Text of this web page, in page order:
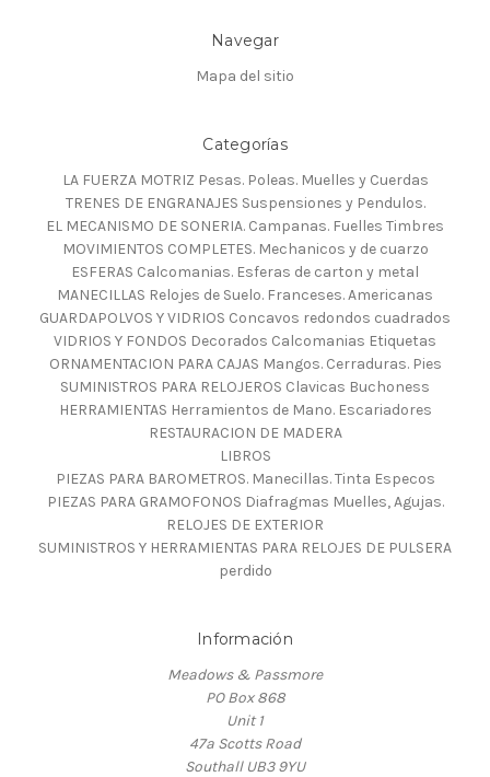
Navegar
Mapa del sitio
Categorías
LA FUERZA MOTRIZ Pesas. Poleas. Muelles y Cuerdas
TRENES DE ENGRANAJES Suspensiones y Pendulos.
EL MECANISMO DE SONERIA. Campanas. Fuelles Timbres
MOVIMIENTOS COMPLETES. Mechanicos y de cuarzo
ESFERAS Calcomanias. Esferas de carton y metal
MANECILLAS Relojes de Suelo. Franceses. Americanas
GUARDAPOLVOS Y VIDRIOS Concavos redondos cuadrados
VIDRIOS Y FONDOS Decorados Calcomanias Etiquetas
ORNAMENTACION PARA CAJAS Mangos. Cerraduras. Pies
SUMINISTROS PARA RELOJEROS Clavicas Buchoness
HERRAMIENTAS Herramientos de Mano. Escariadores
RESTAURACION DE MADERA
LIBROS
PIEZAS PARA BAROMETROS. Manecillas. Tinta Especos
PIEZAS PARA GRAMOFONOS Diafragmas Muelles, Agujas.
RELOJES DE EXTERIOR
SUMINISTROS Y HERRAMIENTAS PARA RELOJES DE PULSERA
perdido
Información
Meadows & Passmore
PO Box 868
Unit 1
47a Scotts Road
Southall UB3 9YU